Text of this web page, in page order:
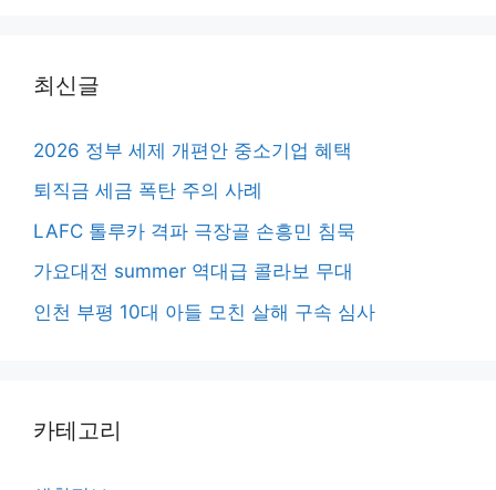
최신글
2026 정부 세제 개편안 중소기업 혜택
퇴직금 세금 폭탄 주의 사례
LAFC 톨루카 격파 극장골 손흥민 침묵
가요대전 summer 역대급 콜라보 무대
인천 부평 10대 아들 모친 살해 구속 심사
카테고리